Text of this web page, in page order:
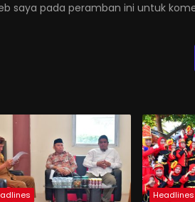
saya pada peramban ini untuk
Headlines